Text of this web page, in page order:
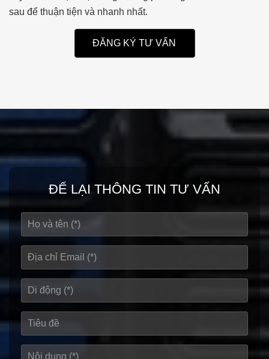
sau để thuận tiện và nhanh nhất.
ĐĂNG KÝ TƯ VẤN
ĐỂ LẠI THÔNG TIN TƯ VẤN